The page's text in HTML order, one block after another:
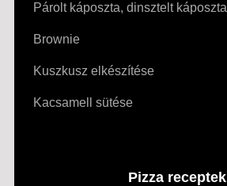
Párolt káposzta, dinsztelt káposzta
Brownie
Kuszkusz elkészítése
Kacsamell sütése
Pizza receptek